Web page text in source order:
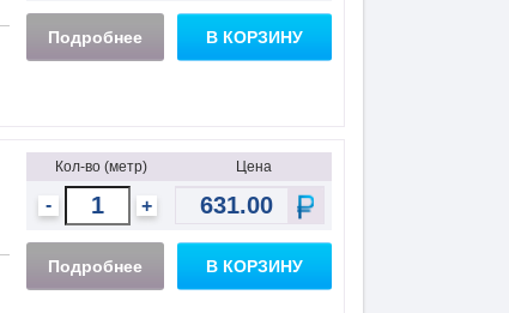
Подробнее В КОРЗИНУ
Кол-во (метр) Цена
- +
Подробнее В КОРЗИНУ